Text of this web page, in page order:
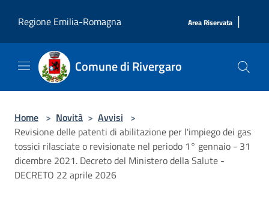
Regione Emilia-Romagna
Area Riservata |
Comune di Rivergaro
Home > Novità > Avvisi >
Revisione delle patenti di abilitazione per l'impiego dei gas
tossici rilasciate o revisionate nel periodo 1° gennaio - 31
dicembre 2021. Decreto del Ministero della Salute -
DECRETO 22 aprile 2026